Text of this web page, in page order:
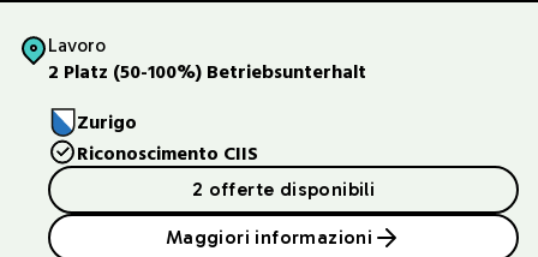
Lavoro
2 Platz (50-100%) Betriebsunterhalt
Zurigo
Riconoscimento CIIS
2 offerte disponibili
Maggiori informazioni